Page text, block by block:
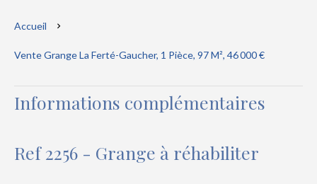
Accueil
Vente Grange La Ferté-Gaucher, 1 Pièce, 97 M², 46 000 €
Informations complémentaires
Ref 2256 - Grange à réhabiliter